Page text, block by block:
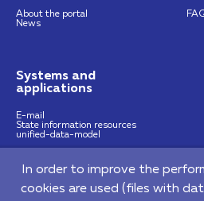
About the portal
News
Systems and
applications
E-mail
State information resources
unified-data-model
©2026 Republican Unitary Enterprise
https://nces.by
In order to improve the
cookies are used (files with